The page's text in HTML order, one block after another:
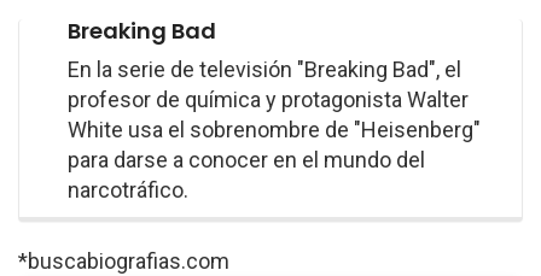
Breaking Bad
En la serie de televisión "Breaking Bad", el
profesor de química y protagonista Walter
White usa el sobrenombre de "Heisenberg"
para darse a conocer en el mundo del
narcotráfico.
*buscabiografias.com